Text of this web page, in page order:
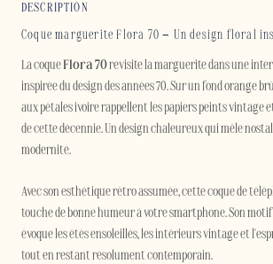
-
IPHONE
DESCRIPTION
Coque marguerite Flora 70 – Un design floral
La coqueFlora 70revisite la marguerite dans une
inspirée du design des années 70. Sur un fond orange
aux pétales ivoire rappellent les papiers peints vintage
de cette décennie. Un design chaleureux qui mêle
modernité.
Avec son esthétique rétro assumée, cette coque de
touche de bonne humeur à votre smartphone. Son
évoque les étés ensoleillés, les intérieurs vintage et
tout en restant résolument contemporain.